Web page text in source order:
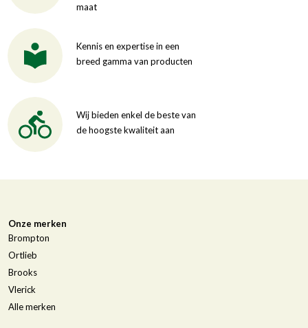
maat
Kennis en expertise in een
breed gamma van producten
Wij bieden enkel de beste van
de hoogste kwaliteit aan
Onze merken
Brompton
Ortlieb
Brooks
Vlerick
Alle merken